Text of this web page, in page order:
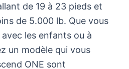
de 19 à 23 pieds et
de 5.000 lb. Que vous
les enfants ou à
un modèle qui vous
ONE sont